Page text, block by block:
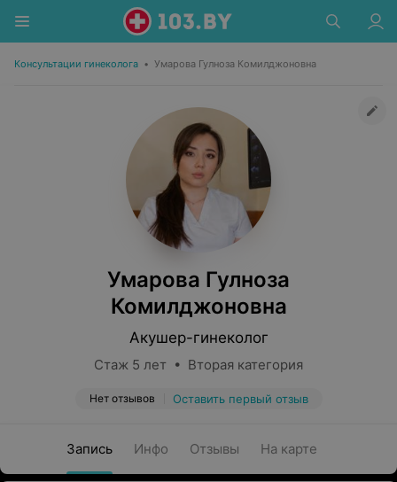
Консультации гинеколога • Умарова Гулноза Комилджоновна
Умарова Гулноза
Комилджоновна
Акушер-гинеколог
Стаж 5 лет • Вторая категория
Нет отзывов Оставить первый отзыв
Запись Инфо Отзывы На карте